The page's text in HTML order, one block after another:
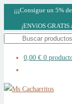
¡¡¡Consigue un 5%
¡ENVíOS
0,00 € 0
Ir
Ir